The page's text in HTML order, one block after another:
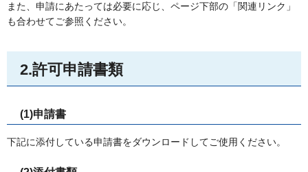
また、申請にあたっては必要に応じ、ページ下部の「関連リンク」
も合わせてご参照ください。
2.許可申請書類
(1)申請書
下記に添付している申請書をダウンロードしてご使用ください。